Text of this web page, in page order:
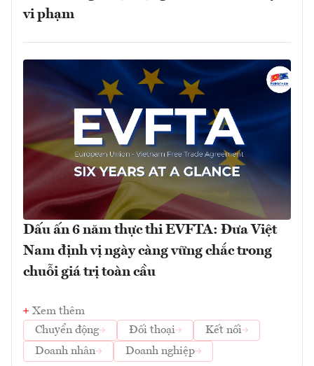
vi phạm
Dấu ấn 6 năm thực thi EVFTA: Đưa Việt
Nam định vị ngày càng vững chắc trong
chuỗi giá trị toàn cầu
Xem thêm
Chuyển động
Đối thoại
Kết nối
Doanh nhân
Doanh nghiệp